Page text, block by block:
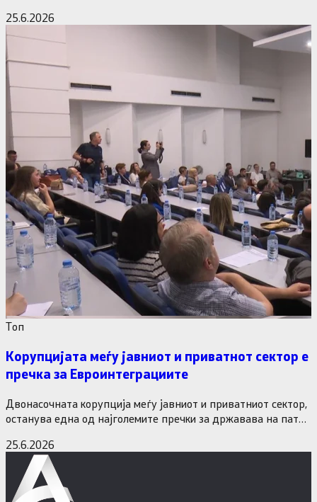
25.6.2026
Tоп
Корупцијата меѓу јавниот и приватнот сектор е
пречка за Евроинтеграциите
Двонасочната корупција меѓу јавниот и приватниот сектор,
останува една од најголемите пречки за државава на патот
25.6.2026